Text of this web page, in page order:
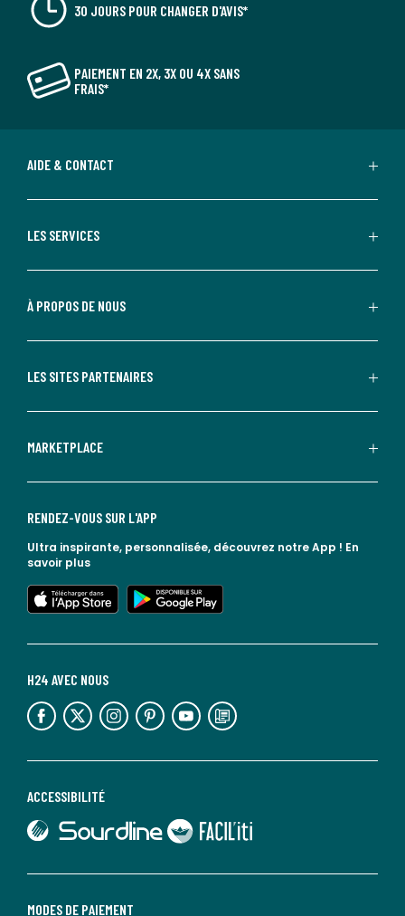
30 JOURS POUR CHANGER D'AVIS*
PAIEMENT EN 2X, 3X OU 4X SANS
FRAIS*
AIDE & CONTACT
LES SERVICES
À PROPOS DE NOUS
LES SITES PARTENAIRES
MARKETPLACE
MODES DE PAIEMENT
ACCESSIBILITÉ
lien vers Sourdline
lien vers Faciliti
H24 AVEC NOUS
lien vers l'espace réseaux sociaux lien vers l'espace réseaux sociaux lien vers l'espace réseaux sociaux lien vers l'espace réseaux sociaux lien vers l'espace réseaux sociaux lien vers le blog la redoute
RENDEZ-VOUS SUR L'APP
Ultra inspirante, personnalisée, découvrez notre App ! En
savoir plus
lien vers l'app store
lien vers google play